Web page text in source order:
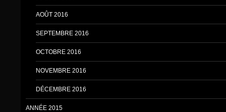
AOÛT 2016
SEPTEMBRE 2016
OCTOBRE 2016
NOVEMBRE 2016
DÉCEMBRE 2016
ANNÉE 2015